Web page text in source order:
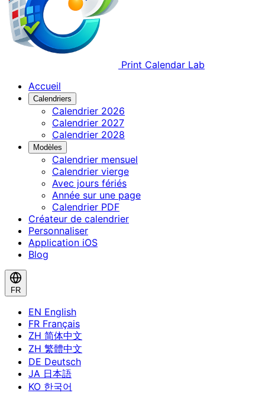
Print Calendar Lab
Accueil
Calendriers
Calendrier 2026
Calendrier 2027
Calendrier 2028
Modèles
Calendrier mensuel
Calendrier vierge
Avec jours fériés
Année sur une page
Calendrier PDF
Créateur de calendrier
Personnaliser
Application iOS
Blog
FR
EN English
FR Français
ZH 简体中文
ZH 繁體中文
DE Deutsch
JA 日本語
KO 한국어